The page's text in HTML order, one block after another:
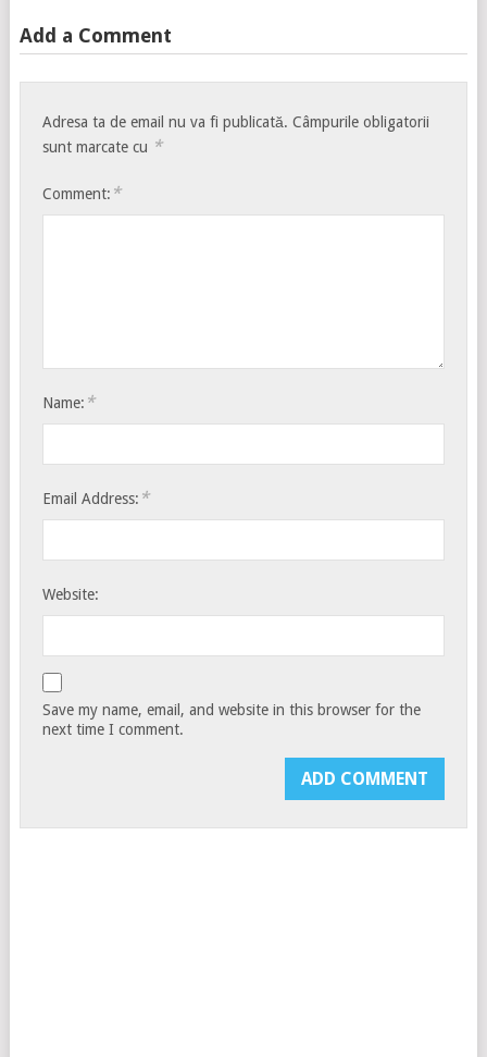
Add a Comment
Adresa ta de email nu va fi publicată. Câmpurile obligatorii
sunt marcate cu *
Comment: *
Name: *
Email Address: *
Website:
Save my name, email, and website in this browser for the
next time I comment.